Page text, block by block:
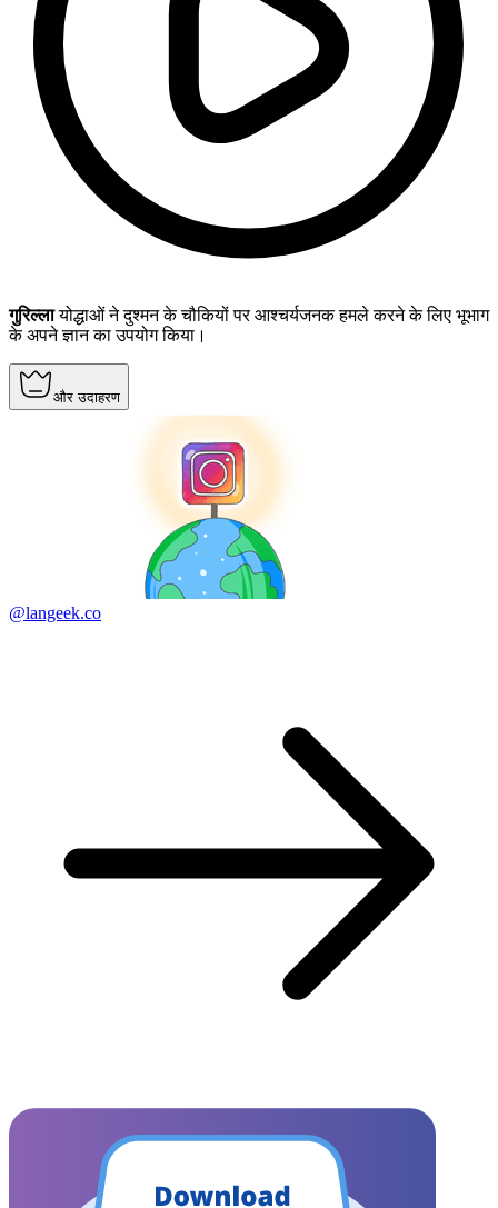
गुरिल्लायोद्धाओं ने दुश्मन के चौकियों पर आश्चर्यजनक हमले करने के लिए भूभाग
के अपने ज्ञान का उपयोग किया।
और उदाहरण
@langeek.co